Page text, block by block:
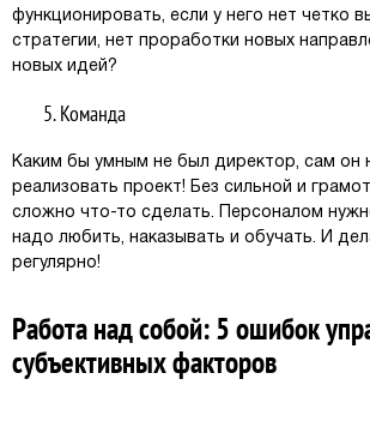
функционировать, если у него нет четко
стратегии, нет проработки новых
новых идей?
Команда
Каким бы умным не был директор, сам он
реализовать проект! Без сильной и
сложно что-то сделать. Персоналом
надо любить, наказывать и обучать. И
регулярно!
Работа над собой: 5 ошибок
субъективных факторов